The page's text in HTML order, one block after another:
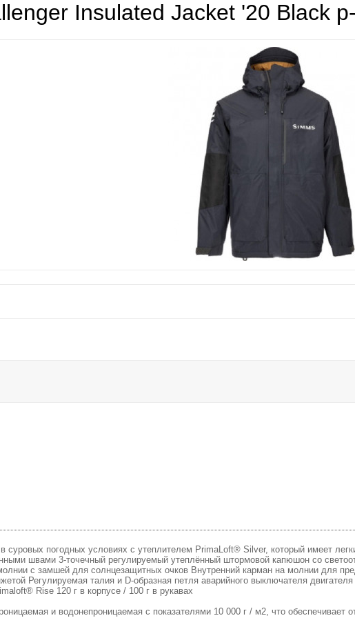
Insulated Jacket '20 Black
суровых погодных условиях с утеплителем PrimaLoft® Silver, который имеет
швами 3-точечный регулируемый утеплённый штормовой капюшон со
с замшей для солнцезащитных очков Внутренний карман на молнии для
Регулируемая талия и D-образная петля аварийного выключателя
Rise 120 г в корпусе / 100 г в рукавах
и водонепроницаемая с показателями 10 000 г / м2, что